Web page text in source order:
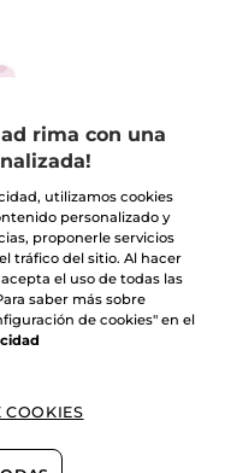
con su
+
+
+
FACIALES
el tiempo
rima con una
utilizamos cookies
personalizado y
proponerle servicios
tráfico del sitio. Al hacer
el uso de todas las
saber más sobre
de cookies" en el
COOKIES